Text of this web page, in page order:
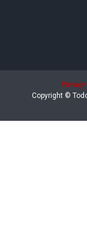
Privacy
Copyright ©